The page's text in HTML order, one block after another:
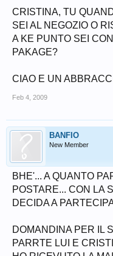
CRISTINA, TU
SEI AL NEGOZIO O
A KE PUNTO SEI
PAKAGE?
CIAO E UN
Feb 4, 2009
BANFIO
New Member
BHE'... A QUANTO
POSTARE... CON LA
DECIDA A
DOMANDINA PER IL
PARRTE LUI E